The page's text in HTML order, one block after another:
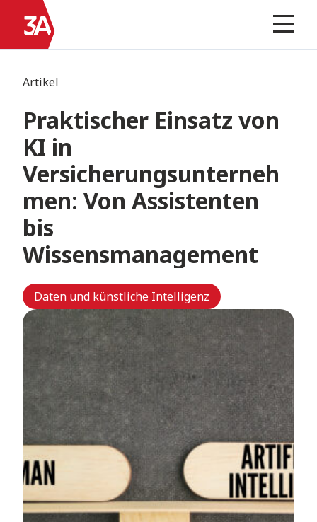
content
Homepage
Artikel
Praktischer Einsatz von
KI in
Versicherungsunterneh
men: Von Assistenten
bis
Wissensmanagement
Daten und künstliche Intelligenz